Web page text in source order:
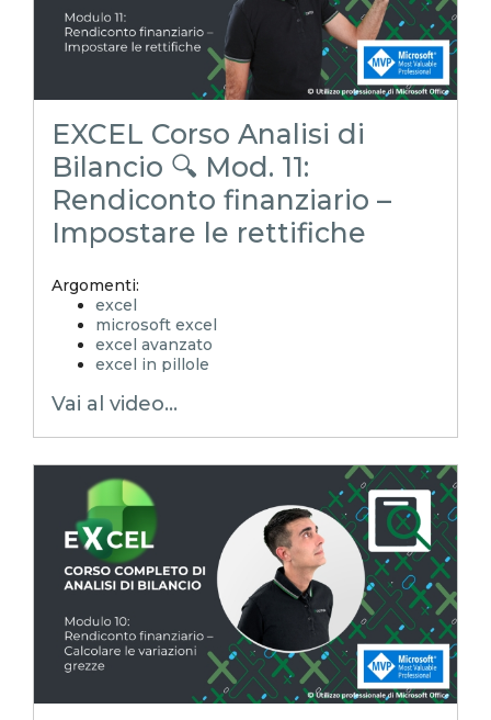
rendiconto finanziario
indici di bilancio
corso analisi di bilancio
EXCEL Corso Analisi di
Bilancio 🔍 Mod. 11:
Rendiconto finanziario –
Impostare le rettifiche
Argomenti:
excel
microsoft excel
excel avanzato
excel in pillole
EXCELtrucchiesegreti
xlsx
excel tips
EXCELoltreognilimiteTRUCCHIeSEGRETI
excel facile
excel tutorial italiano
excel magico
emmanuele vietti
corso excel
analisi di bilancio
rendiconto finanziario
indici di bilancio
corso analisi di bilancio
Vai al video...